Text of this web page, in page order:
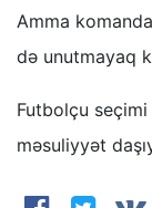
Amma
də unutmayaq
Futbolçu
məsuliyyət